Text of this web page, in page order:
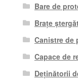
Bare de
Brațe
Canistre de
Capace de
Deținătorii